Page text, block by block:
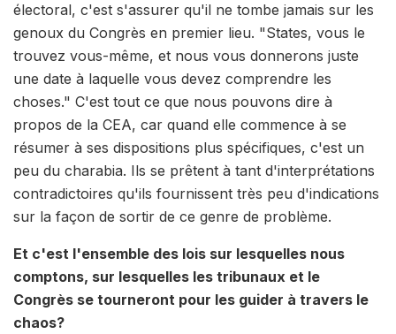
électoral, c'est s'assurer qu'il ne tombe jamais sur les
genoux du Congrès en premier lieu. "States, vous le
trouvez vous-même, et nous vous donnerons juste
une date à laquelle vous devez comprendre les
choses." C'est tout ce que nous pouvons dire à
propos de la CEA, car quand elle commence à se
résumer à ses dispositions plus spécifiques, c'est un
peu du charabia. Ils se prêtent à tant d'interprétations
contradictoires qu'ils fournissent très peu d'indications
sur la façon de sortir de ce genre de problème.
Et c'est l'ensemble des lois sur lesquelles nous
comptons, sur lesquelles les tribunaux et le
Congrès se tourneront pour les guider à travers le
chaos?